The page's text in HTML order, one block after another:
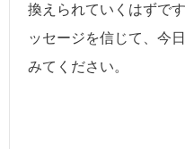
換えられていくはずで
ッセージを信じて、今
みてください。